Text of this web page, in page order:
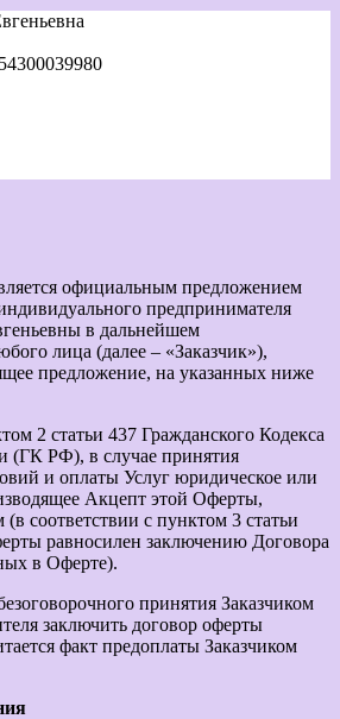
официальным предложением
предпринимателя
в дальнейшем
лица (далее – «Заказчик»),
предложение, на указанных ниже
2 статьи 437 Гражданского Кодекса
(ГК РФ), в случае принятия
и оплаты Услуг юридическое или
Акцепт этой Оферты,
(в соответствии с пунктом 3 статьи
равносилен заключению Договора
в Оферте).
принятия Заказчиком
заключить договор оферты
факт предоплаты Заказчиком